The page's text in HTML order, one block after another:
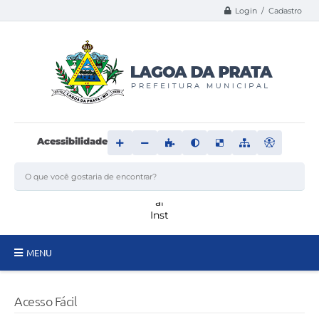
Login / Cadastro
Acessibilidade
MENU
Acesso Fácil